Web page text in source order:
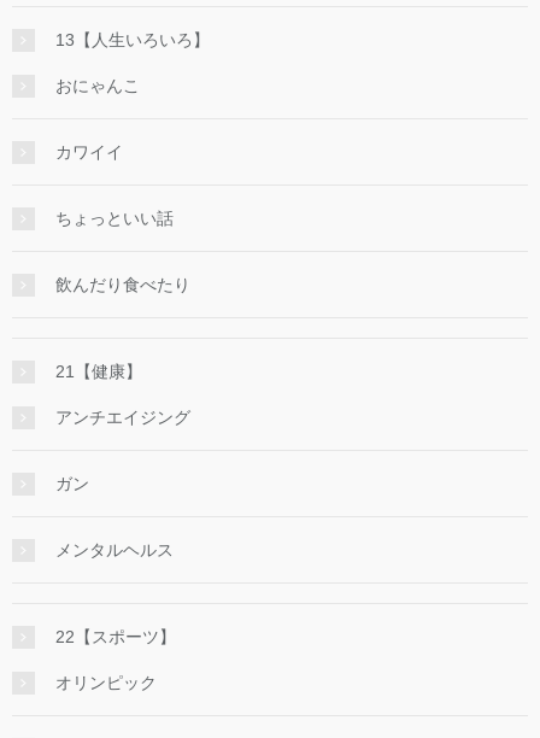
13【人生いろいろ】
おにゃんこ
カワイイ
ちょっといい話
飲んだり食べたり
21【健康】
アンチエイジング
ガン
メンタルヘルス
22【スポーツ】
オリンピック